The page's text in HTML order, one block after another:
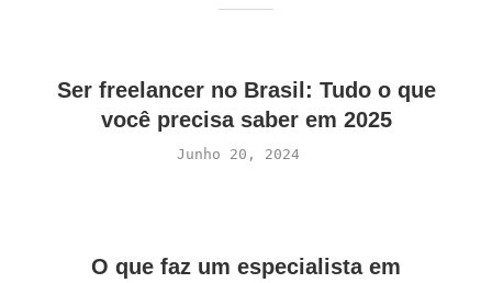
Ser freelancer no Brasil: Tudo o que
você precisa saber em 2025
Junho 20, 2024
O que faz um especialista em